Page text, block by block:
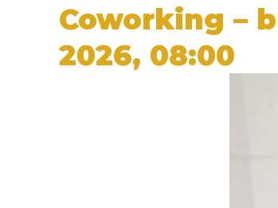
Coworking –
2026, 08:00